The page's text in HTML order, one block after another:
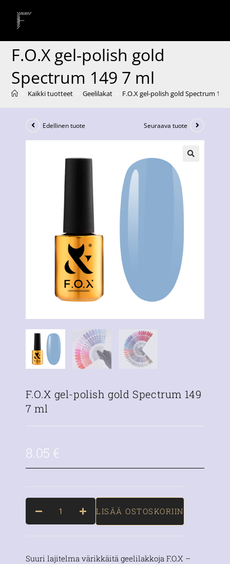
F.O.X gel-polish gold
Spectrum 149 7 ml
Kaikki tuotteet Geelilakat F.O.X gel-polish gold Spectrum 149
Edellinen tuote Seuraava tuote
F.O.X gel-polish gold Spectrum 149
7 ml
8.05 €
LISÄÄ OSTOSKORIIN
Suuri lajitelma värikkäitä geelilakkoja F.O.X –